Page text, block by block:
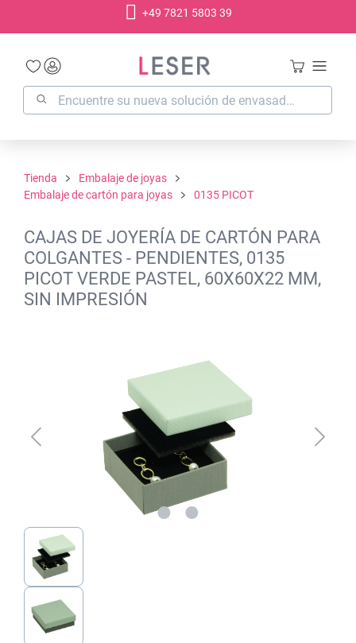
+49 7821 5803 39
Tienda
Embalaje de joyas
Embalaje de cartón para joyas
0135 PICOT
CAJAS DE JOYERÍA DE CARTÓN PARA
COLGANTES - PENDIENTES, 0135
PICOT VERDE PASTEL, 60X60X22 MM,
SIN IMPRESIÓN